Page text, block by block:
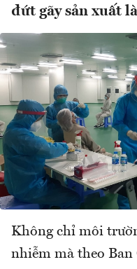
đứt gãy sản xuất
Không chỉ môi
nhiễm mà theo